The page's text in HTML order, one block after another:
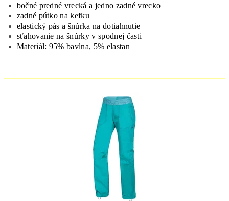
bočné predné vrecká a jedno zadné vrecko
zadné pútko na kefku
elastický pás a šnúrka na dotiahnutie
sťahovanie na šnúrky v spodnej časti
Materiál: 95% bavlna, 5% elastan